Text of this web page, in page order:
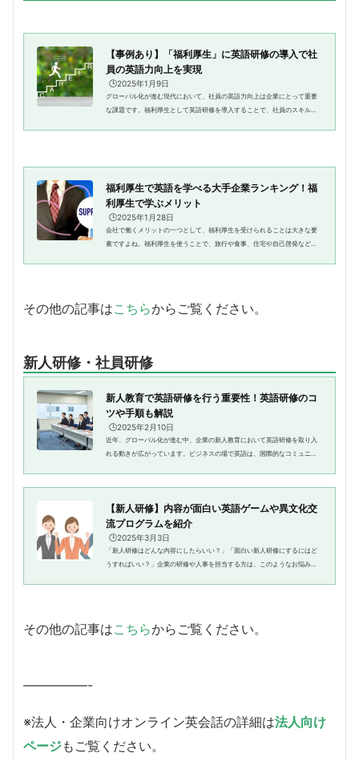
【事例あり】「福利厚生」に英語研修の導入で社
員の英語力向上を実現
🕒️2025年1月9日
グローバル化が進む現代において、社員の英語力向上は企業にとって重要
な課題です。福利厚生として英語研修を導入することで、社員のスキルア
福利厚生で英語を学べる大手企業ランキング！福
利厚生で学ぶメリット
🕒️2025年1月28日
会社で働くメリットの一つとして、福利厚生を受けられることは大きな要
素ですよね。福利厚生を使うことで、旅行や食事、住宅や自己啓発など、
その他の記事はこちらからご覧ください。
新人研修・社員研修
新人教育で英語研修を行う重要性！英語研修のコ
ツや手順も解説
🕒️2025年2月10日
近年、グローバル化が進む中、企業の新人教育において英語研修を取り入
れる動きが広がっています。ビジネスの場で英語は、国際的なコミュニケ
【新人研修】内容が面白い英語ゲームや異文化交
流プログラムを紹介
🕒️2025年3月3日
「新人研修はどんな内容にしたらいい？」「面白い新人研修にするにはど
うすればいい？」企業の研修や人事を担当する方は、このようなお悩みに
その他の記事はこちらからご覧ください。
—————-
※法人・企業向けオンライン英会話の詳細は法人向け
ページもご覧ください。